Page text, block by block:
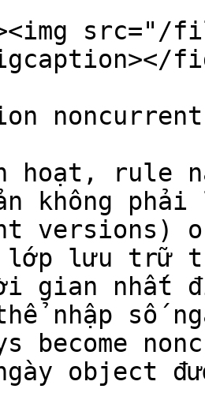
hoạt, rule
không
lưu trữ
gian nhất
nhập số
become
object